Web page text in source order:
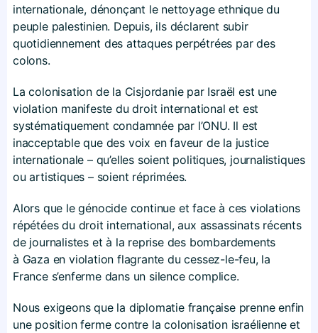
internationale, dénonçant le nettoyage ethnique du
peuple palestinien. Depuis, ils déclarent subir
quotidiennement des attaques perpétrées par des
colons.
La colonisation de la Cisjordanie par Israël est une
violation manifeste du droit international et est
systématiquement condamnée par l’ONU. Il est
inacceptable que des voix en faveur de la justice
internationale – qu’elles soient politiques, journalistiques
ou artistiques – soient réprimées.
Alors que le génocide continue et face à ces violations
répétées du droit international, aux assassinats récents
de journalistes et à la reprise des bombardements
à Gaza en violation flagrante du cessez-le-feu, la
France s’enferme dans un silence complice.
Nous exigeons que la diplomatie française prenne enfin
une position ferme contre la colonisation israélienne et